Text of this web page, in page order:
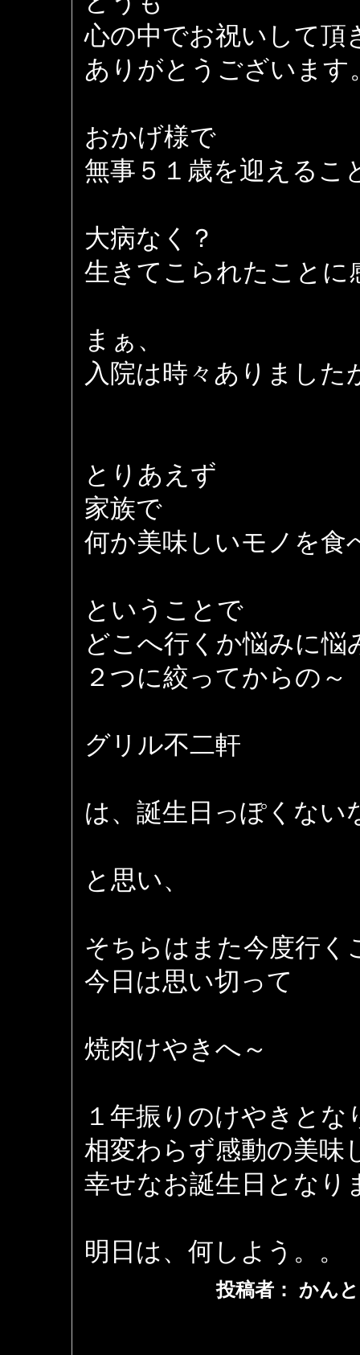
心の中でお祝いして頂
ありがとうございます
おかげ様で
無事５１歳を迎えるこ
大病なく？
生きてこられたことに
まぁ、
入院は時々ありました
とりあえず
家族で
何か美味しいモノを食
ということで
どこへ行くか悩みに悩
２つに絞ってからの～
グリル不二軒
は、誕生日っぽくない
と思い、
そちらはまた今度行く
今日は思い切って
焼肉けやきへ～
１年振りのけやきとな
相変わらず感動の美味
幸せなお誕生日となり
明日は、何しよう。。
投稿者： かん